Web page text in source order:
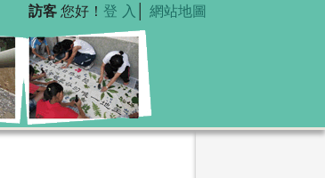
訪客 您好！ 登 入 網站地圖